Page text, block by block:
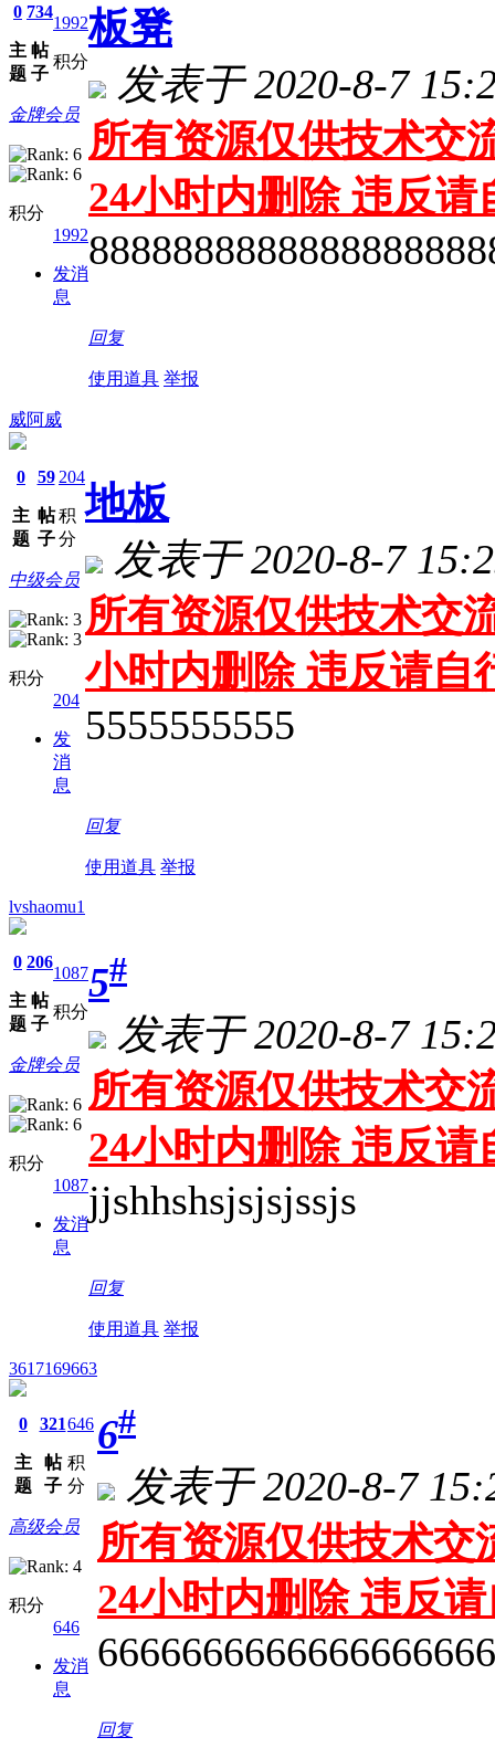
0
主
题
734
帖
子
1992
积分
金牌会员
积分
1992
发消
息
板凳
发表于 2020-8-7
所有资源仅供技术交
24小时内删除 违反
回复
使用道具 举报
威阿威
0
主
题
59
帖
子
204
积
分
中级会员
积分
204
发
消
息
地板
发表于 2020-8-7
所有资源仅供技术交
小时内删除 违反请自
5555555555
回复
使用道具 举报
lvshaomu1
0
主
题
206
帖
子
1087
积分
金牌会员
积分
1087
发消
息
5#
发表于 2020-8-7
所有资源仅供技术交
24小时内删除 违反
jjshhshsjsjsjssjs
回复
使用道具 举报
3617169663
0
主
题
321
帖
子
646
积
分
高级会员
积分
646
发消
息
6#
发表于 2020-8-7
所有资源仅供技术交
24小时内删除 违反
回复